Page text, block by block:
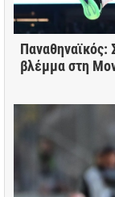
Παναθηναϊκός:
βλέμμα στη